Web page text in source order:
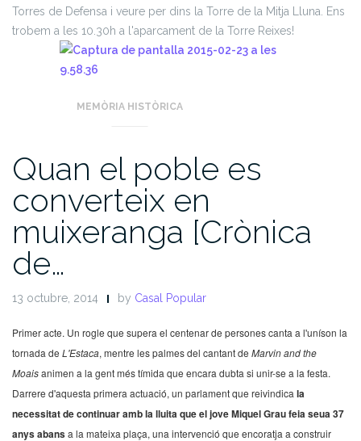
Torres de Defensa i veure per dins la Torre de la Mitja Lluna. Ens
trobem a les 10.30h a l'aparcament de la Torre Reixes!
MEMÒRIA HISTÒRICA
Quan el poble es
converteix en
muixeranga [Crònica
de…
13 octubre, 2014 by Casal Popular
Primer acte. Un rogle que supera el centenar de persones canta a l'uníson la
tornada de L'Estaca, mentre les palmes del cantant de Marvin and the
Moaisanimen a la gent més tímida que encara dubta si unir-se a la festa.
Darrere d'aquesta primera actuació, un parlament que reivindica la
necessitat de continuar amb la lluita que el jove Miquel Grau feia seua 37
anys abansa la mateixa plaça, una intervenció que encoratja a construir